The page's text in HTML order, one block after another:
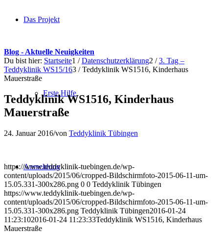
Das Projekt
Erste Hilfe
Anmeldung
Blog - Aktuelle Neuigkeiten
Du bist hier: Startseite1 / Datenschutzerklärung2 / 3. Tag –
Teddyklinik WS15/163 / Teddyklinik WS1516, Kinderhaus
Mauerstraße
Teddyklinik WS1516, Kinderhaus
Mauerstraße
24. Januar 2016/von Teddyklinik Tübingen
https://www.teddyklinik-tuebingen.de/wp-
content/uploads/2015/06/cropped-Bildschirmfoto-2015-06-11-um-
15.05.331-300x286.png 0 0 Teddyklinik Tübingen
https://www.teddyklinik-tuebingen.de/wp-
content/uploads/2015/06/cropped-Bildschirmfoto-2015-06-11-um-
15.05.331-300x286.png Teddyklinik Tübingen2016-01-24
11:23:102016-01-24 11:23:33Teddyklinik WS1516, Kinderhaus
Mauerstraße